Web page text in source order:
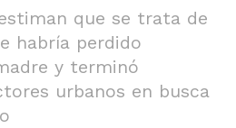
que se trata de
habría perdido
y terminó
urbanos en busca